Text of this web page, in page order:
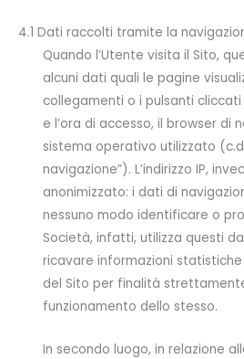
4.1 Dati raccolti tramite la
Quando l’Utente visita il Sito,
alcuni dati quali le pagine
collegamenti o i pulsanti cliccati
e l’ora di accesso, il browser di
sistema operativo utilizzato
navigazione”). L’indirizzo IP,
anonimizzato: i dati di
nessuno modo identificare o
Società, infatti, utilizza questi
ricavare informazioni statistiche
del Sito per finalità
funzionamento dello stesso.
In secondo luogo, in relazione